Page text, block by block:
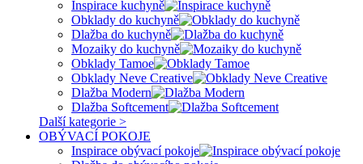
Inspirace kuchyně
Obklady do kuchyně
Dlažba do kuchyně
Mozaiky do kuchyně
Obklady Tamoe
Obklady Neve Creative
Dlažba Modern
Dlažba Softcement
Další kategorie >
OBÝVACÍ POKOJE
Inspirace obývací pokoje